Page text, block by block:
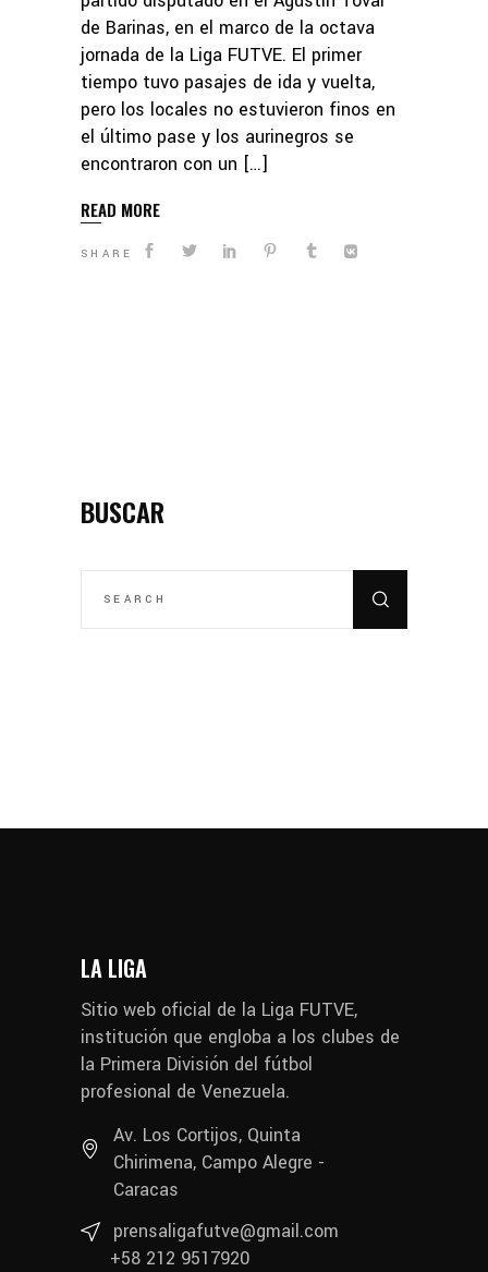
de Barinas, en el marco de la octava
jornada de la Liga FUTVE. El primer
tiempo tuvo pasajes de ida y vuelta,
pero los locales no estuvieron finos en
el último pase y los aurinegros se
encontraron con un […]
READ MORE
SHARE
BUSCAR
LA LIGA
Sitio web oficial de la Liga FUTVE,
institución que engloba a los clubes de
la Primera División del fútbol
profesional de Venezuela.
Av. Los Cortijos, Quinta
Chirimena, Campo Alegre -
Caracas
prensaligafutve@gmail.com
+58 212 9517920